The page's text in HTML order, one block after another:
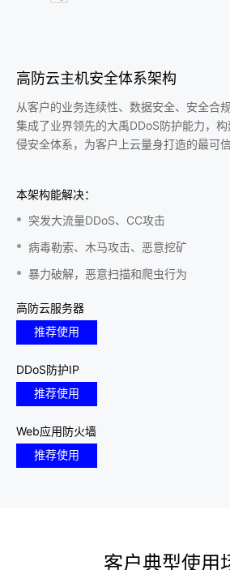
高防云主机安全体系架构
从客户的业务连续性、数据安全、安全合
集成了业界领先的大禹DDoS防护能力，
侵安全体系，为客户上云量身打造的最可
本架构能解决：
突发大流量DDoS、CC攻击
病毒勒索、木马攻击、恶意挖矿
暴力破解，恶意扫描和爬虫行为
高防云服务器
推荐使用
DDoS防护IP
推荐使用
Web应用防火墙
推荐使用
客户典型使用